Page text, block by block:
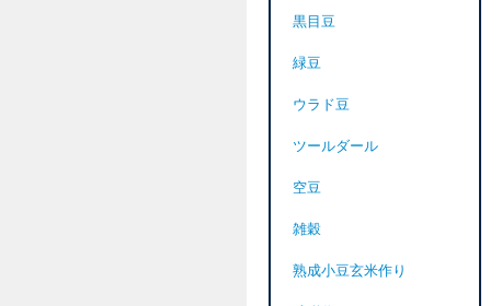
黒目豆
緑豆
ウラド豆
ツールダール
空豆
雑穀
熟成小豆玄米作り